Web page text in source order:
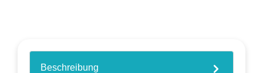
Beschreibung